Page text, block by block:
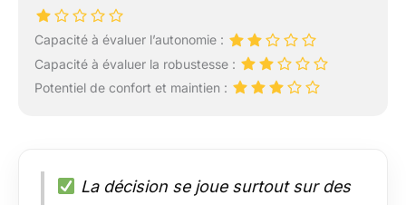
Capacité à évaluer l’autonomie :
Capacité à évaluer la robustesse :
Potentiel de confort et maintien :
La décision se joue surtout sur des